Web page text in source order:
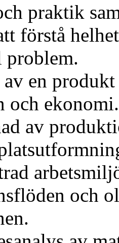
praktik
förstå
problem.
en produkt
och ekonomi.
av
och